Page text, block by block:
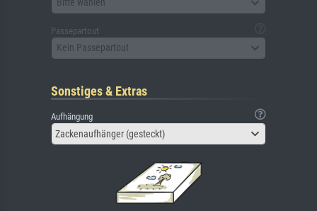
Passepartout
Kein Passepartout
Sonstiges & Extras
Aufhängung
Zackenaufhänger (gesteckt)